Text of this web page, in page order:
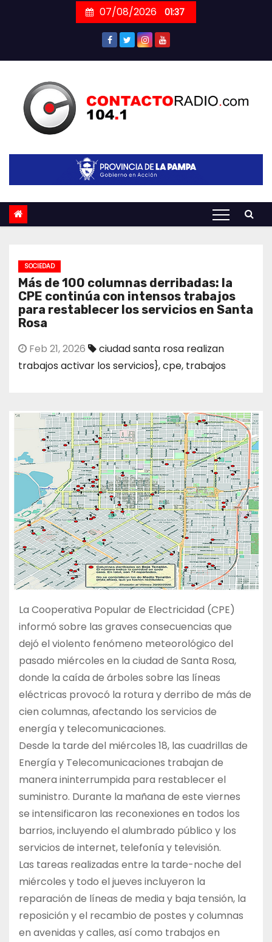
07/08/2026 01:37
SOCIEDAD
Más de 100 columnas derribadas: la
CPE continúa con intensos trabajos
para restablecer los servicios en Santa
Rosa
Feb 21, 2026
ciudad santa rosa realizan
trabajos activar los servicios},cpe, trabajos
La Cooperativa Popular de Electricidad (CPE)
informó sobre las graves consecuencias que
dejó el violento fenómeno meteorológico del
pasado miércoles en la ciudad de Santa Rosa,
donde la caída de árboles sobre las líneas
eléctricas provocó la rotura y derribo de más de
cien columnas, afectando los servicios de
energía y telecomunicaciones.
Desde la tarde del miércoles 18, las cuadrillas de
Energía y Telecomunicaciones trabajan de
manera ininterrumpida para restablecer el
suministro. Durante la mañana de este viernes
se intensificaron las reconexiones en todos los
barrios, incluyendo el alumbrado público y los
servicios de internet, telefonía y televisión.
Las tareas realizadas entre la tarde-noche del
miércoles y todo el jueves incluyeron la
reparación de líneas de media y baja tensión, la
reposición y el recambio de postes y columnas
en avenidas y calles, así como trabajos en